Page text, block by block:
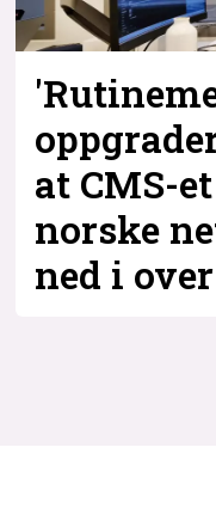
at CMS-
norske
ned i